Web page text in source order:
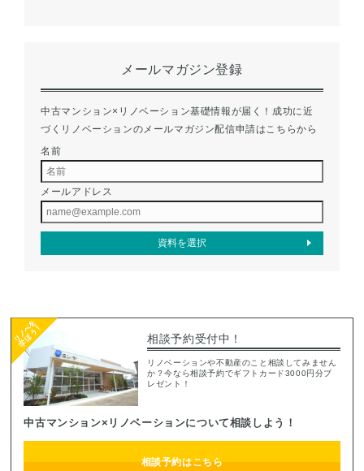
メールマガジン登録
中古マンション×リノベーション基礎情報が届く！成功に近
づくリノベーションのメールマガジン配信申請はこちらから
名前
メールアドレス
相談予約受付中！
リノベーションや不動産のこと相談してみません
か？今なら相談予約でギフトカード3000円分プ
レゼント！
中古マンション×リノベーションについて相談しよう！
相談予約はこちら